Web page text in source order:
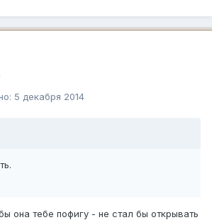
5 декабря 2014
она тебе пофигу - не стал бы открывать